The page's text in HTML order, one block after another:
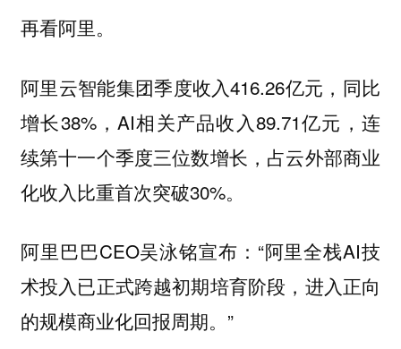
再看阿里。
阿里云智能集团季度收入416.26亿元，同比
增长38%，AI相关产品收入89.71亿元，连
续第十一个季度三位数增长，占云外部商业
化收入比重首次突破30%。
阿里巴巴CEO吴泳铭宣布：“阿里全栈AI技
术投入已正式跨越初期培育阶段，进入正向
的规模商业化回报周期。”